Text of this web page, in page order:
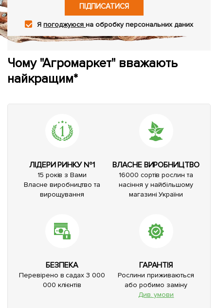
ПІДПИСАТИСЯ
Япогоджуюсяна обробку персональних даних
Чому "Агромаркет" вважають
найкращим*
ЛІДЕРИ РИНКУ №1
15 років з Вами
Власне виробництво та
вирощування
ВЛАСНЕ ВИРОБНИЦТВО
16000 сортів рослин та
насіння у найбільшому
магазині України
БЕЗПЕКА
Перевірено в садах 3 000
000 клієнтів
ГАРАНТІЯ
Рослини приживаються
або робимо заміну
Див. умови